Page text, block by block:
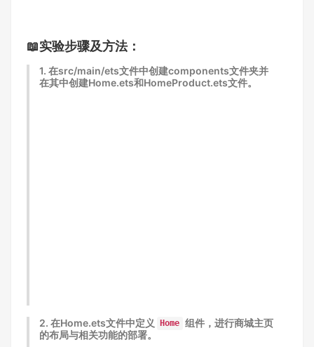
📖实验步骤及方法：
1. 在src/main/ets文件中创建components文件夹并
在其中创建Home.ets和HomeProduct.ets文件。
2. 在Home.ets文件中定义 Home 组件， 进行商城主页
的布局与相关功能的部署。